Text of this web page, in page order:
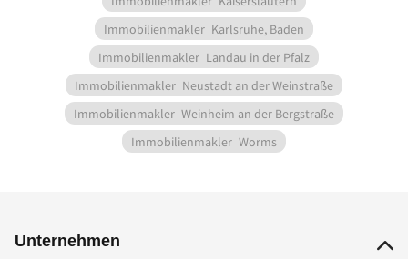
Immobilienmakler Karlsruhe, Baden
Immobilienmakler Landau in der Pfalz
Immobilienmakler Neustadt an der Weinstraße
Immobilienmakler Weinheim an der Bergstraße
Immobilienmakler Worms
Unternehmen